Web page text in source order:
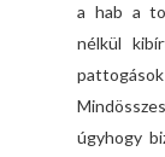
a hab a
nélkül
pattogások
úgyhogy